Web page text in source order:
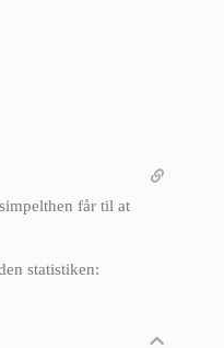
får til at
statistiken: